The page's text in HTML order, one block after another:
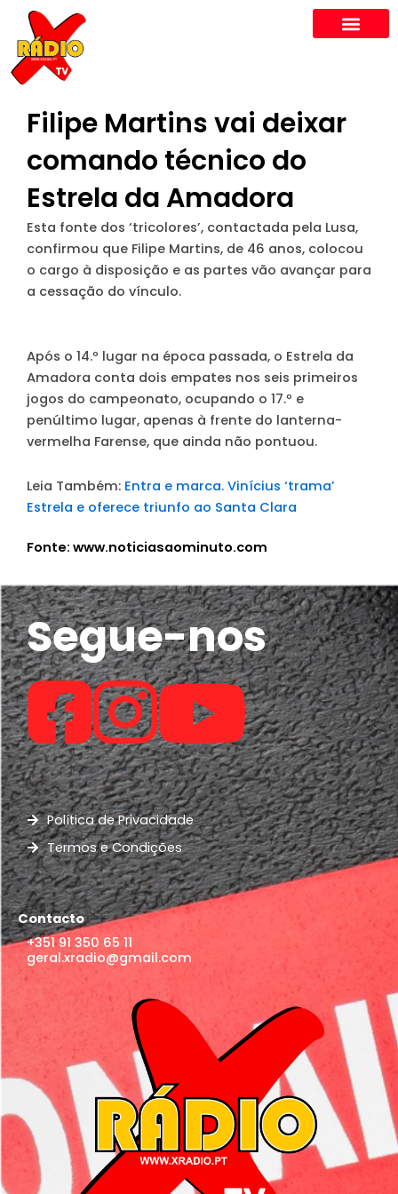
content
Filipe Martins vai deixar
comando técnico do
Estrela da Amadora
Esta fonte dos ‘tricolores’, contactada pela Lusa,
confirmou que Filipe Martins, de 46 anos, colocou
o cargo à disposição e as partes vão avançar para
a cessação do vínculo.
Após o 14.º lugar na época passada, o Estrela da
Amadora conta dois empates nos seis primeiros
jogos do campeonato, ocupando o 17.º e
penúltimo lugar, apenas à frente do lanterna-
vermelha Farense, que ainda não pontuou.
Leia Também: Entra e marca. Vinícius ‘trama’
Estrela e oferece triunfo ao Santa Clara
Fonte: www.noticiasaominuto.com
Segue-nos
Política de Privacidade
Termos e Condições
Contacto
+351 91 350 65 11
geral.xradio@gmail.com